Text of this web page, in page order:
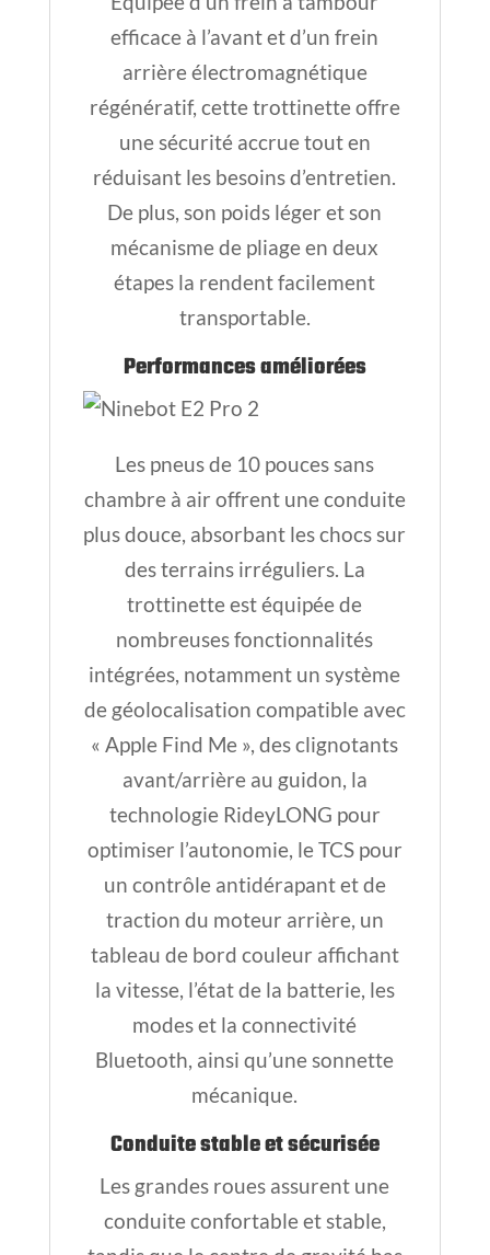
efficace à l’avant et d’un frein
arrière électromagnétique
régénératif, cette trottinette offre
une sécurité accrue tout en
réduisant les besoins d’entretien.
De plus, son poids léger et son
mécanisme de pliage en deux
étapes la rendent facilement
transportable.
Performances améliorées
Les pneus de 10 pouces sans
chambre à air offrent une conduite
plus douce, absorbant les chocs sur
des terrains irréguliers. La
trottinette est équipée de
nombreuses fonctionnalités
intégrées, notamment un système
de géolocalisation compatible avec
« Apple Find Me », des clignotants
avant/arrière au guidon, la
technologie RideyLONG pour
optimiser l’autonomie, le TCS pour
un contrôle antidérapant et de
traction du moteur arrière, un
tableau de bord couleur affichant
la vitesse, l’état de la batterie, les
modes et la connectivité
Bluetooth, ainsi qu’une sonnette
mécanique.
Conduite stable et sécurisée
Les grandes roues assurent une
conduite confortable et stable,